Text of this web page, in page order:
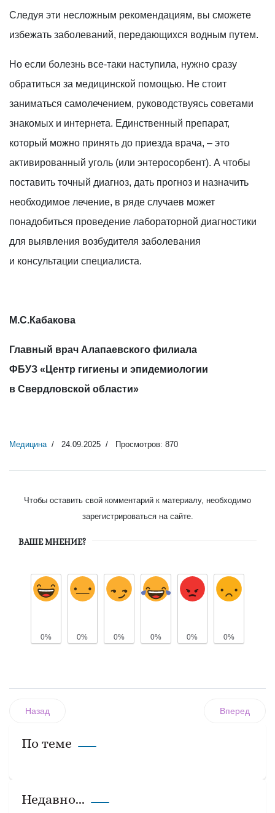
Следуя эти несложным рекомендациям, вы сможете
избежать заболеваний, передающихся водным путем.
Но если болезнь все-таки наступила, нужно сразу
обратиться за медицинской помощью. Не стоит
заниматься самолечением, руководствуясь советами
знакомых и интернета. Единственный препарат,
который можно принять до приезда врача, – это
активированный уголь (или энтеросорбент). А чтобы
поставить точный диагноз, дать прогноз и назначить
необходимое лечение, в ряде случаев может
понадобиться проведение лабораторной диагностики
для выявления возбудителя заболевания
и консультации специалиста.
М.С.Кабакова
Главный врач Алапаевского филиала
ФБУЗ «Центр гигиены и эпидемиологии
в Свердловской области»
Медицина 24.09.2025 Просмотров: 870
Чтобы оставить свой комментарий к материалу, необходимо
зарегистрироваться на сайте.
ВАШЕ МНЕНИЕ?
0% 0% 0% 0% 0% 0%
Назад Вперед
По теме
Недавно...